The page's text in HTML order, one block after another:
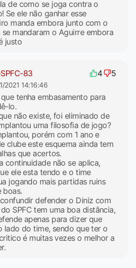
de como se joga contra o
Se ele não ganhar esse
manda embora junto com o
se mandaram o Aguirre embora
justo
83 4 5
2021 14:16:46
tenha embasamento para
lo.
não existe, foi eliminado de
uma filosofia de jogo?
porém com 1 ano e
clube este esquema ainda tem
que acertos.
continuidade não se aplica,
ele esta tendo e o time
jogando mais partidas ruins
boas.
defender o Diniz com
SPFC tem uma boa distância,
apenas para dizer que
lado do time, sendo que ter o
é muitas vezes o melhor a